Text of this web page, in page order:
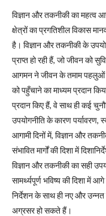
विज्ञान और तकनीकी का महत्व
क्षेत्रों का प्रगतिशील विकास
है। विज्ञान और तकनीकी के
प्राप्त हो रही हैं, जो जीवन
आगमन ने जीवन के तमाम पहलुओं
को पहुँचाने का माध्यम प्रदान
प्रदान किए हैं, वे साथ ही कई
उपयोगनीति के कारण पर्यावरण,
आगामी दिनों में, विज्ञान और
संभावित मार्गों की दिशा में
विज्ञान और तकनीकी का सही
सामर्थ्यपूर्ण भविष्य की दिशा में
निर्देशन के साथ ही नए और
अग्रसर हो सकते हैं।